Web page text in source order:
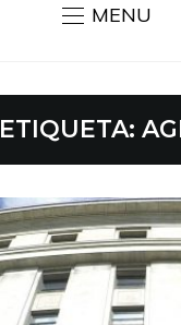
MENU
ETIQUETA: